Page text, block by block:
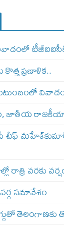
ప్రణాళిక..
జాతీయ
చీఫ్
రాత్రి వరకు
సమావేశం
తెలంగాణకు